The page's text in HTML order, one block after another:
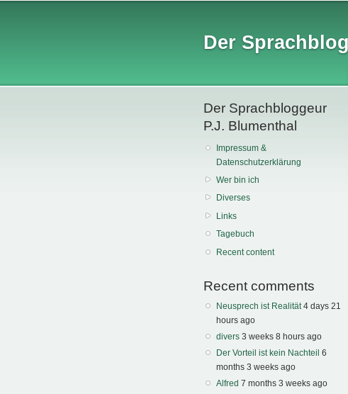
Der
Der Sprachbloggeur
P.J. Blumenthal
Impressum &
Datenschutzerklärung
Wer bin ich
Diverses
Links
Tagebuch
Recent content
Recent comments
Neusprech ist Realität 4 days 21
hours ago
divers 3 weeks 8 hours ago
Der Vorteil ist kein Nachteil 6
months 3 weeks ago
Alfred 7 months 3 weeks ago